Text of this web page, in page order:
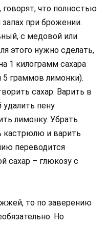
что полностью
при брожении.
с медовой или
этого нужно сделать,
1 килограмм сахара
5 граммов лимонки).
сахар. Варить в
пену.
лимонку. Убрать
кастрюлю и варить
переводится
сахар – глюкозу с
то по заверению
Но